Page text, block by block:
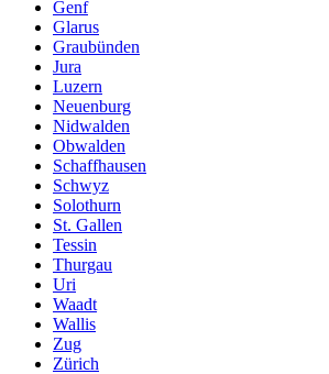
Genf
Glarus
Graubünden
Jura
Luzern
Neuenburg
Nidwalden
Obwalden
Schaffhausen
Schwyz
Solothurn
St. Gallen
Tessin
Thurgau
Uri
Waadt
Wallis
Zug
Zürich